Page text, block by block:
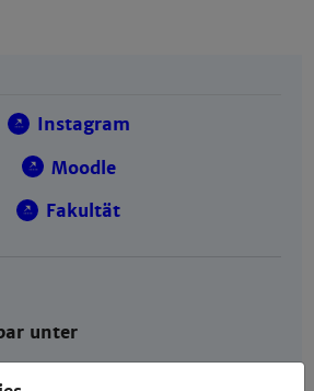
Instagram
Moodle
Fakultät
unter